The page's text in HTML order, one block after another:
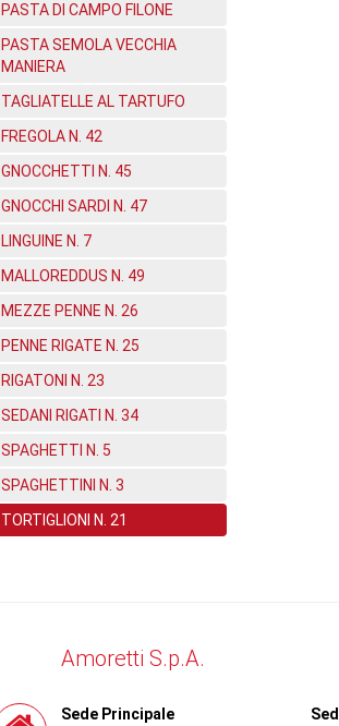
PASTA DI CAMPO FILONE
PASTA SEMOLA VECCHIA
MANIERA
TAGLIATELLE AL TARTUFO
FREGOLA N. 42
GNOCCHETTI N. 45
GNOCCHI SARDI N. 47
LINGUINE N. 7
MALLOREDDUS N. 49
MEZZE PENNE N. 26
PENNE RIGATE N. 25
RIGATONI N. 23
SEDANI RIGATI N. 34
SPAGHETTI N. 5
SPAGHETTINI N. 3
TORTIGLIONI N. 21
Amoretti S.p.A.
Sede Principale